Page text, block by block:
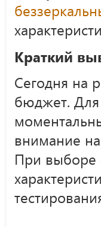
Краткий
Сегодня на
бюджет.
внимание
При выборе